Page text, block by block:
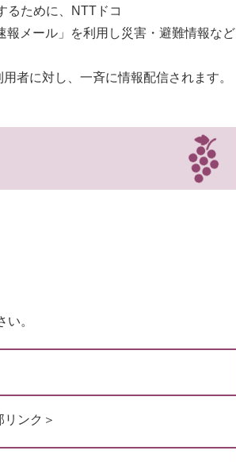
るために、NTTドコ
メール」を利用し災害・避難情報など
者に対し、一斉に情報配信されます。
。
リンク＞